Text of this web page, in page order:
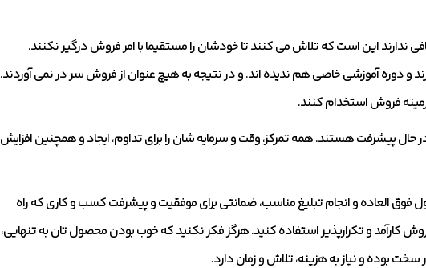
این است که تلاش می کنند تا خودشان را مستقیما با امر فروش درگیر نکنند.
و دوره آموزشی خاصی هم ندیده اند. و در نتیجه به هیچ عنوان از فروش سر در نمی آوردند.
زمینه فروش استخدام کنند.
پیشرفت هستند. همه تمرکز، وقت و سرمایه شان را برای تداوم، ایجاد و همچنین افزایش
فوق العاده و انجام تبلیغ مناسب، ضمانتی برای موفقیت و پیشرفت کسب و کاری که راه
کارآمد و تکرارپذیر استفاده کنید. هرگز فکر نکنید که خوب بودن محصول تان به تنهایی،
بوده و نیاز به هزینه، تلاش و زمان دارد.